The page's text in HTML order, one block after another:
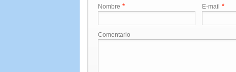
Nombre * E-mail *
Comentario